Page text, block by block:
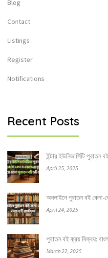
Blog
Contact
Listings
Register
Notifications
Recent Posts
ইন্টার ইউনিভার্সিটি পুরাতন
April 25, 2025
অনলাইনে পুরাতন বই কেনা-
April 24, 2025
পুরাতন বই ক্রয় বিক্রয়:
March 22, 2025